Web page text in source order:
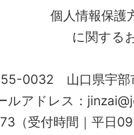
個人情報保護
に関する
0032 山口県宇部
ルアドレス：
（受付時間｜平日